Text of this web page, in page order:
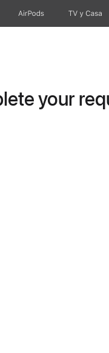
AirPods TV y Casa
your